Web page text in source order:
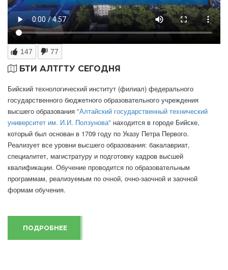
147 77
БТИ АЛТГТУ СЕГОДНЯ
Бийский технологический институт (филиал) федерального
государственного бюджетного образовательного учреждения
высшего образования "Алтайский государственный технический
университет им. И.И. Ползунова" находится в городе Бийске,
который был основан в 1709 году по Указу Петра Первого.
Реализует все уровни высшего образования: бакалавриат,
специалитет, магистратуру и подготовку кадров высшей
квалификации. Обучение проводится по образовательным
программам, реализуемым по очной, очно-заочной и заочной
формам обучения.
ПОДРОБНЕЕ